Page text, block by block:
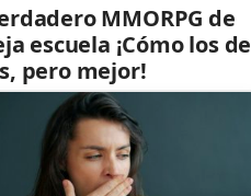
MMORPG de
escuela ¡Cómo los de
pero mejor!